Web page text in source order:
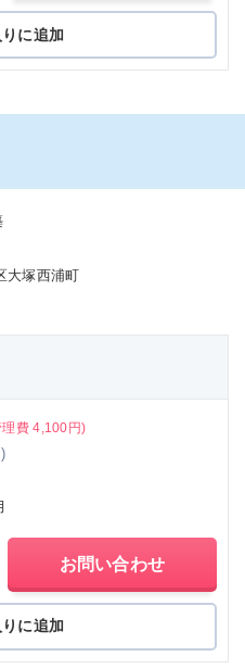
に追加
大塚西浦町
理費 4,100円)
お問い合わせ
に追加